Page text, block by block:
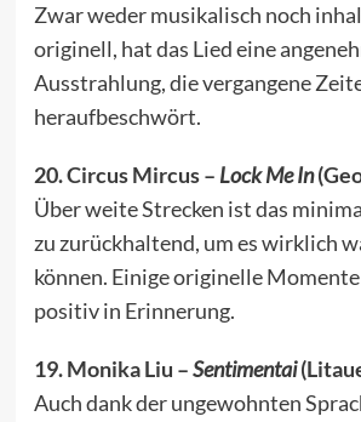
Zwar weder musikalisch noch
originell, hat das Lied eine
Ausstrahlung, die vergangene
heraufbeschwört.
20. Circus Mircus – Lock Me In
Über weite Strecken ist das
zu zurückhaltend, um es wirklich
können. Einige originelle
positiv in Erinnerung.
19. Monika Liu –Sentimentai
Auch dank der ungewohnten